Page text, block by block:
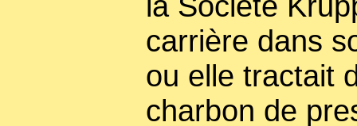
carrière dans
ou elle tractait
charbon de